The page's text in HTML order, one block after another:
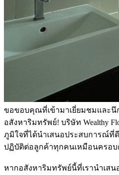
ขอขอบคุณที่เข้ามาเยี่ยมชมและนึก
อสังหาริมทรัพย์! บริษัท Wealthy
ภูมิใจที่ได้นำเสนอประสบการณ์ที่
ปฏิบัติต่อลูกค้าทุกคนเหมือนครอบ
หากอสังหาริมทรัพย์นี้ที่เรานำเส